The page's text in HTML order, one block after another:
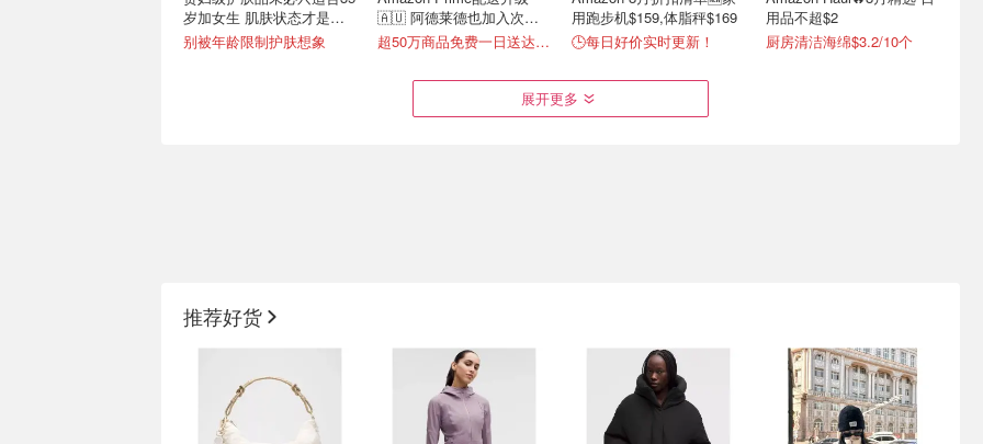
岁加女生 肌肤状态才是选
择关键
别被年龄限制护肤想象
🇦🇺 阿德莱德也加入次日
达！
超50万商品免费一日送达📦
用跑步机$159,体脂秤$169
🕒每日好价实时更新！
用品不超$2
厨房清洁海绵$3.2/10个
SONY WH-CH720N降噪耳
机$147
哈曼卡顿 水晶4代$399
展开更多
推荐好货